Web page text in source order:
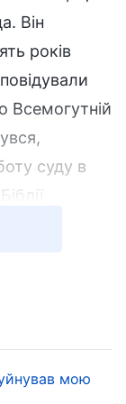
Він
років
Всемогутній
суду в
Бога. Тепер
їх, я
Богом
мою